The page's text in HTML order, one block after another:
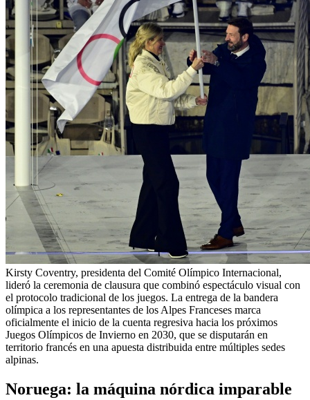
Kirsty Coventry, presidenta del Comité Olímpico Internacional,
lideró la ceremonia de clausura que combinó espectáculo visual con
el protocolo tradicional de los juegos. La entrega de la bandera
olímpica a los representantes de los Alpes Franceses marca
oficialmente el inicio de la cuenta regresiva hacia los próximos
Juegos Olímpicos de Invierno en 2030, que se disputarán en
territorio francés en una apuesta distribuida entre múltiples sedes
alpinas.
Noruega: la máquina nórdica imparable